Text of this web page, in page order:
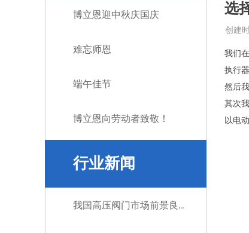
选
我们
执行
然后
其次
以电
博立恩迎中秋庆国庆
难忘师恩
端午佳节
博立恩向劳动者致敬！
创建
我国高压阀门市场前景良好
行业新闻